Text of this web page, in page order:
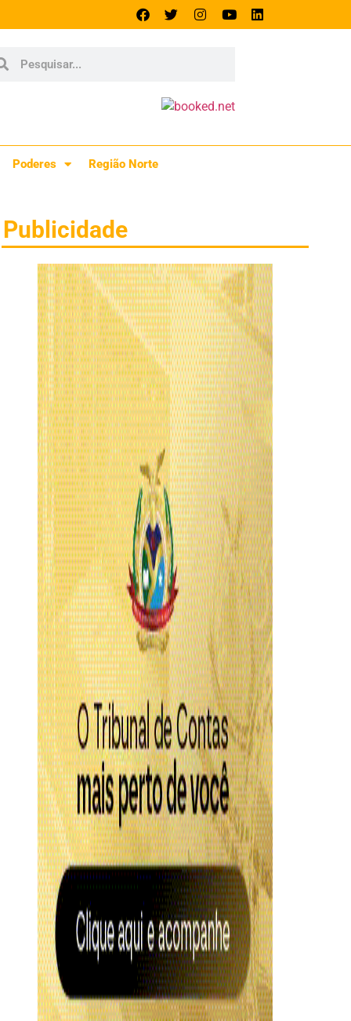
Poderes Região Norte
Publicidade